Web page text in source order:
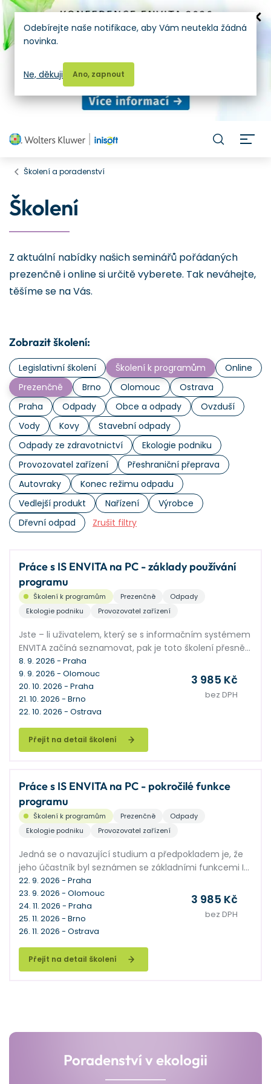
Školení a poradenství
Školení
Z aktuální nabídky našich seminářů pořádaných
prezenčně i online si určitě vyberete. Tak neváhejte,
těšíme se na Vás.
Zobrazit školení:
Legislativní školení Školení k programům
Online
Prezenčně
Brno Olomouc
Ostrava
Praha
Odpady Obce a odpady
Ovzduší
Vody
Kovy
Stavební odpady
Odpady ze zdravotnictví
Ekologie podniku
Provozovatel zařízení
Přeshraniční přeprava
Autovraky
Konec režimu odpadu
Vedlejší produkt
Nařízení
Výrobce
Dřevní odpad
Zrušit filtry
Práce s IS ENVITA na PC - základy používání
programu
Školení k programům Prezenčně
Odpady
Ekologie podniku
Provozovatel zařízení
Jste – li uživatelem, který se s informačním systémem
ENVITA začíná seznamovat, pak je toto školení přesně
pro vás.
Přejít na detail školení
8. 9. 2026 - Praha
9. 9. 2026 - Olomouc
20. 10. 2026 - Praha
21. 10. 2026 - Brno
22. 10. 2026 - Ostrava
3 985 Kč
bez DPH
Práce s IS ENVITA na PC - pokročilé funkce
programu
Školení k programům Prezenčně
Odpady
Ekologie podniku
Provozovatel zařízení
Jedná se o navazující studium a předpokladem je, že
jeho účastník byl seznámen se základními funkcemi IS
ENVITA. Seminář je zaměřen na podrobné vysvětlení
práce s IS ENVITA pro jeho pokročilé uživatele. Společně
probereme pokročilé funkce v agendách Subjekty a
Odpady, vysvětlíme hromadné operace a mnoho
dalších nadstavbových funkcí, kterými se naučíte
využívat ENVITU na maximum.
Přejít na detail školení
22. 9. 2026 - Praha
23. 9. 2026 - Olomouc
24. 11. 2026 - Praha
25. 11. 2026 - Brno
26. 11. 2026 - Ostrava
3 985 Kč
bez DPH
Poradenství v ekologii
Odebírejte naše notifikace, aby Vám neutekla žádná
novinka.
Ano, zapnout
Ne, děkuji